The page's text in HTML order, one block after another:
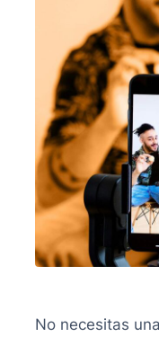
No necesitas